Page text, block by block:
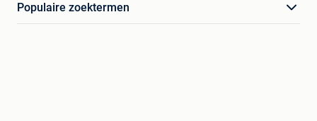
Populaire zoektermen